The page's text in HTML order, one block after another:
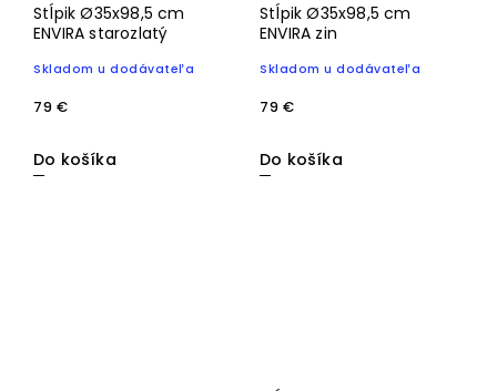
Stĺpik Ø35x98,5 cm
ENVIRA starozlatý
Skladom u dodávateľa
79 €
Do košíka
Stĺpik Ø35x98,5 cm
ENVIRA zin
Skladom u dodávateľa
79 €
Do košíka